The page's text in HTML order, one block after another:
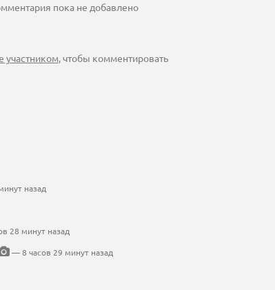
пока не добавлено
участником, чтобы комментировать
назад
28 минут назад
— 8 часов 29 минут назад